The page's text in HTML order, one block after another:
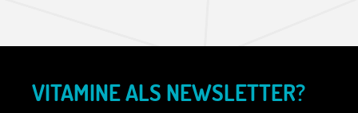
VITAMINE ALS NEWSLETTER?